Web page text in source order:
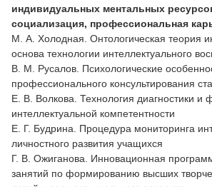
индивидуальных ментальных
социализация, профессиональная
М. А. Холодная. Онтологическая теория
основа технологии интеллектуального
В. М. Русалов. Психологические
профессионального консультирования
Е. В. Волкова. Технология диагностики и
интеллектуальной компетентности
Е. Г. Будрина. Процедура мониторинга
личностного развития учащихся
Г. В. Ожиганова. Инновационная
занятий по формированию высших